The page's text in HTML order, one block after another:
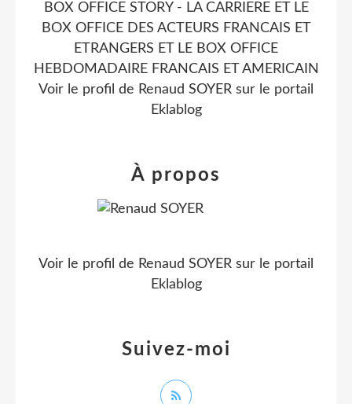
BOX OFFICE STORY - LA CARRIERE ET LE
BOX OFFICE DES ACTEURS FRANCAIS ET
ETRANGERS ET LE BOX OFFICE
HEBDOMADAIRE FRANCAIS ET AMERICAIN
Voir le profil de Renaud SOYER sur le portail
Eklablog
Suivez-moi
À propos
Voir le profil de Renaud SOYER sur le portail
Eklablog